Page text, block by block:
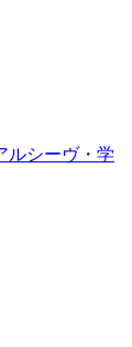
ルシーヴ・学